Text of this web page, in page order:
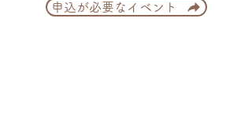
申込が必要なイベント